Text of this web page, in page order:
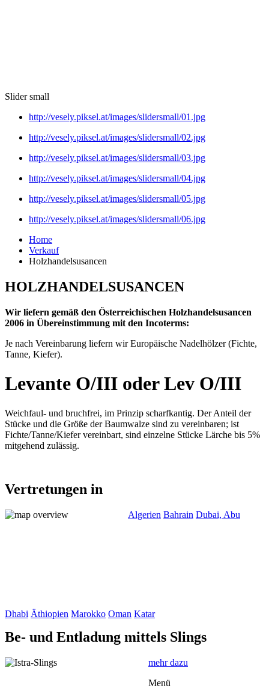
Slider small
http://vesely.piksel.at/images/slidersmall/01.jpg
http://vesely.piksel.at/images/slidersmall/02.jpg
http://vesely.piksel.at/images/slidersmall/03.jpg
http://vesely.piksel.at/images/slidersmall/04.jpg
http://vesely.piksel.at/images/slidersmall/05.jpg
http://vesely.piksel.at/images/slidersmall/06.jpg
Home
Verkauf
Holzhandelsusancen
HOLZHANDELSUSANCEN
Wir liefern gemäß den Österreichischen Holzhandelsusancen
2006 in Übereinstimmung mit den Incoterms:
Je nach Vereinbarung liefern wir Europäische Nadelhölzer (Fichte,
Tanne, Kiefer).
Levante O/III oder Lev O/III
Weichfaul- und bruchfrei, im Prinzip scharfkantig. Der Anteil der
Stücke und die Größe der Baumwalze sind zu vereinbaren; ist
Fichte/Tanne/Kiefer vereinbart, sind einzelne Stücke Lärche bis 5%
mitgehend zulässig.
Vertretungen in
Algerien Bahrain Dubai, Abu
Dhabi Äthiopien Marokko Oman Katar
Be- und Entladung mittels Slings
mehr dazu
Menü